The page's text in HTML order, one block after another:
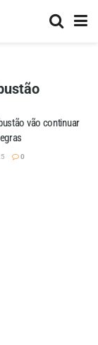
vão continuar
0